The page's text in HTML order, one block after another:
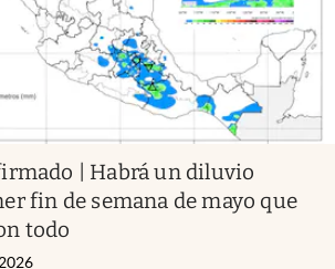
| Habrá un diluvio
fin de semana de mayo que
todo